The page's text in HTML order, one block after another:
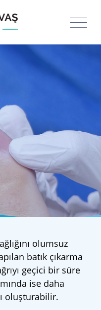
olumsuz
batık çıkarma
geçici bir süre
ise daha
oluşturabilir.